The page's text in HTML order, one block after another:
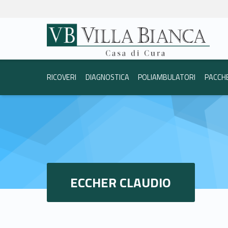
Eccher Claudio - Casa di Cura Villa Bianca Trento
La vostra salute è la nostra priorità.
Header info sidebar
RICOVERI DIAGNOSTICA POLIAMBULATORI
ECCHER CLAUDIO